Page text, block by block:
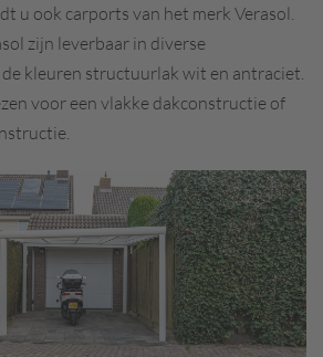
u ook carports van het merk Verasol.
zijn leverbaar in diverse
kleuren structuurlak wit en antraciet.
voor een vlakke dakconstructie of